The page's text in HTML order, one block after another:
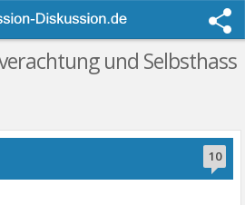
und Selbsthass
10